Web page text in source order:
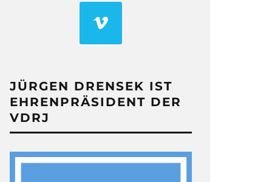
JÜRGEN DRENSEK IST
EHRENPRÄSIDENT DER
VDRJ